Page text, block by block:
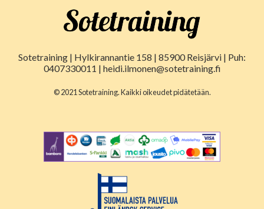
Sotetraining | Hylkirannantie 158 | 85900 Reisjärvi | Puh:
0407330011 | heidi.ilmonen@sotetraining.fi
© 2021 Sotetraining. Kaikki oikeudet pidätetään.